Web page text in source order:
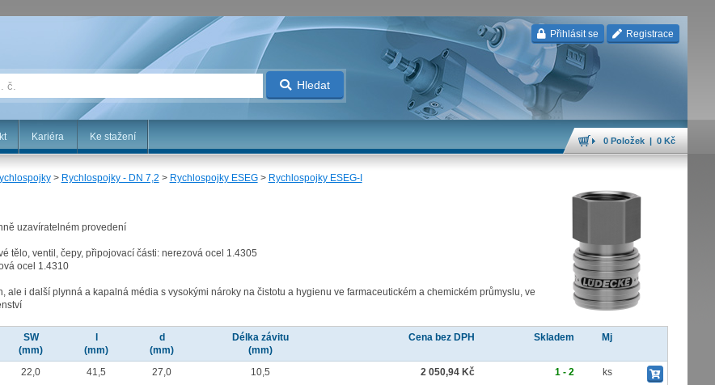
Přihlásit se Registrace
Hledat
Kariéra Ke stažení 0 Položek | 0 Kč
> Rychlospojky - DN 7,2 > Rychlospojky ESEG> Rychlospojky ESEG-I
uzavíratelném provedení
tělo, ventil, čepy, připojovací části: nerezová ocel 1.4305
ocel 1.4310
ale i další plynná a kapalná média s vysokými nároky na čistotu a hygienu ve farmaceutickém a chemickém průmyslu, ve
SW
(mm)
(mm)
d
(mm)
Délka závitu
(mm)
Cena bez DPH Skladem Mj
22,0 41,5 27,0 10,5 2 050,94 Kč 1 - 2 ks